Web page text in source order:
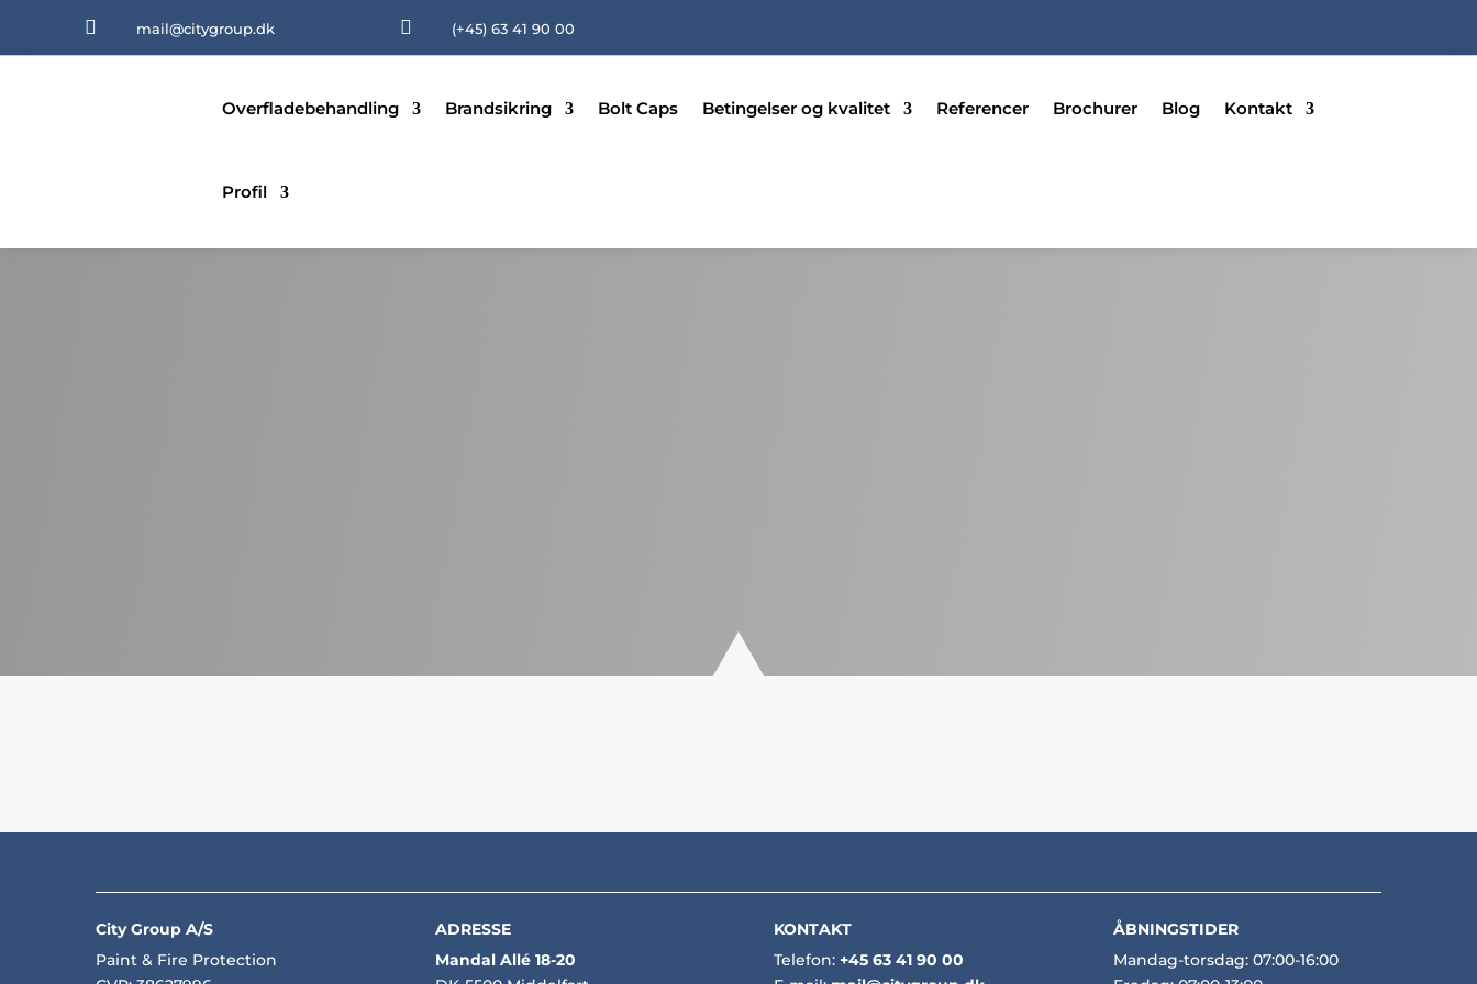
 mail@citygroup.dk  (+45) 63 41 90 00
Overfladebehandling Brandsikring Bolt Caps Betingelser og kvalitet Referencer Brochurer Blog Kontakt
Profil
City Group A/S
Paint & Fire Protection
ADRESSE
Mandal Allé 18-20
KONTAKT
Telefon: +45 63 41 90 00
ÅBNINGSTIDER
Mandag-torsdag: 07:00-16:00